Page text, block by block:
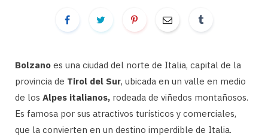
Bolzano es una ciudad del norte de Italia, capital de la
provincia de Tirol del Sur, ubicada en un valle en medio
de los Alpes italianos, rodeada de viñedos montañosos.
Es famosa por sus atractivos turísticos y comerciales,
que la convierten en un destino imperdible de Italia.